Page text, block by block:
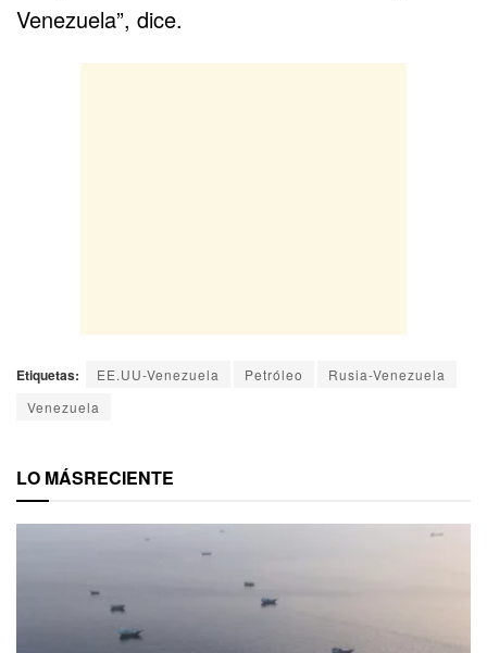
Venezuela”, dice.
Etiquetas: EE.UU-Venezuela Petróleo
Rusia-Venezuela
Venezuela
LO MÁSRECIENTE